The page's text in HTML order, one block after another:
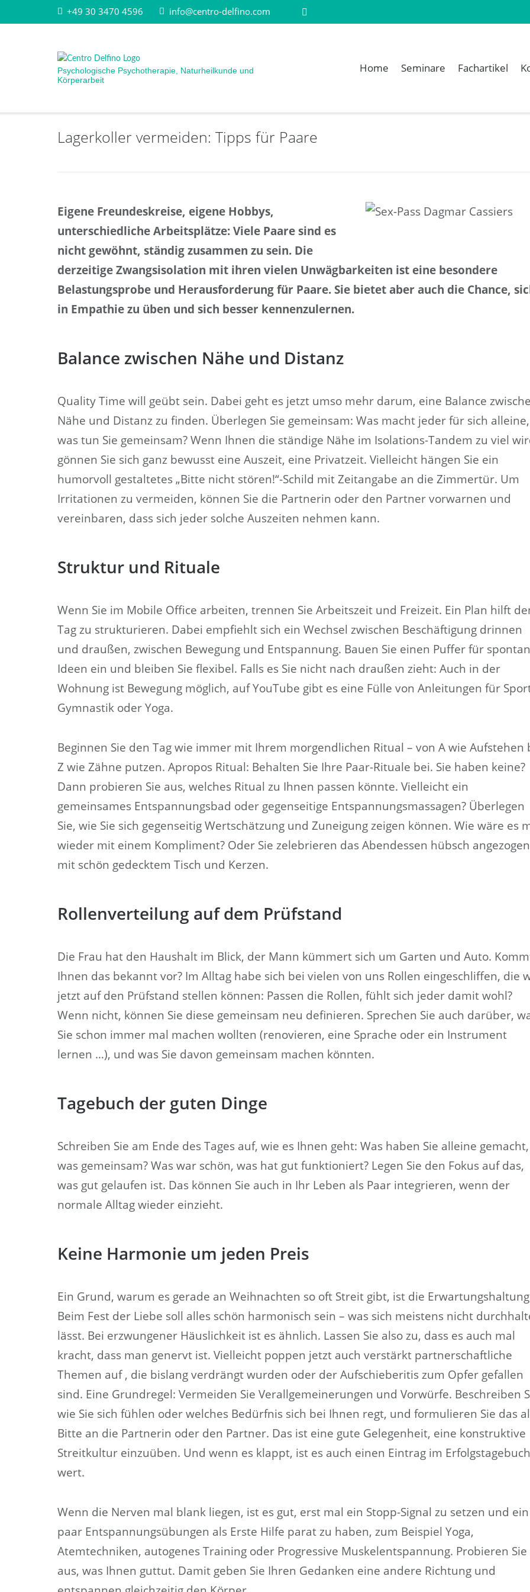
+49 30 3470 4596 info@centro-delfino.com
Psychologische Psychotherapie, Naturheilkunde und
Körperarbeit
Home Seminare Fachartikel
Lagerkoller vermeiden: Tipps für Paare
Eigene Freundeskreise, eigene Hobbys,
unterschiedliche Arbeitsplätze: Viele Paare sind es
nicht gewöhnt, ständig zusammen zu sein. Die
derzeitige Zwangsisolation mit ihren vielen Unwägbarkeiten ist eine besondere
Belastungsprobe und Herausforderung für Paare. Sie bietet aber auch die Chance,
in Empathie zu üben und sich besser kennenzulernen.
Balance zwischen Nähe und Distanz
Quality Time will geübt sein. Dabei geht es jetzt umso mehr darum, eine Balance
Nähe und Distanz zu finden. Überlegen Sie gemeinsam: Was macht jeder für sich alleine,
was tun Sie gemeinsam? Wenn Ihnen die ständige Nähe im Isolations-Tandem zu viel
gönnen Sie sich ganz bewusst eine Auszeit, eine Privatzeit. Vielleicht hängen Sie ein
humorvoll gestaltetes „Bitte nicht stören!“-Schild mit Zeitangabe an die Zimmertür. Um
Irritationen zu vermeiden, können Sie die Partnerin oder den Partner vorwarnen und
vereinbaren, dass sich jeder solche Auszeiten nehmen kann.
Struktur und Rituale
Wenn Sie im Mobile Office arbeiten, trennen Sie Arbeitszeit und Freizeit. Ein Plan hilft
Tag zu strukturieren. Dabei empfiehlt sich ein Wechsel zwischen Beschäftigung drinnen
und draußen, zwischen Bewegung und Entspannung. Bauen Sie einen Puffer für
Ideen ein und bleiben Sie flexibel. Falls es Sie nicht nach draußen zieht: Auch in der
Wohnung ist Bewegung möglich, auf YouTube gibt es eine Fülle von Anleitungen für
Gymnastik oder Yoga.
Beginnen Sie den Tag wie immer mit Ihrem morgendlichen Ritual – von A wie Aufstehen
Z wie Zähne putzen. Apropos Ritual: Behalten Sie Ihre Paar-Rituale bei. Sie haben keine?
Dann probieren Sie aus, welches Ritual zu Ihnen passen könnte. Vielleicht ein
gemeinsames Entspannungsbad oder gegenseitige Entspannungsmassagen? Überlegen
Sie, wie Sie sich gegenseitig Wertschätzung und Zuneigung zeigen können. Wie wäre es
wieder mit einem Kompliment? Oder Sie zelebrieren das Abendessen hübsch
mit schön gedecktem Tisch und Kerzen.
Rollenverteilung auf dem Prüfstand
Die Frau hat den Haushalt im Blick, der Mann kümmert sich um Garten und Auto.
Ihnen das bekannt vor? Im Alltag habe sich bei vielen von uns Rollen eingeschliffen, die
jetzt auf den Prüfstand stellen können: Passen die Rollen, fühlt sich jeder damit wohl?
Wenn nicht, können Sie diese gemeinsam neu definieren. Sprechen Sie auch darüber,
Sie schon immer mal machen wollten (renovieren, eine Sprache oder ein Instrument
lernen …), und was Sie davon gemeinsam machen könnten.
Tagebuch der guten Dinge
Schreiben Sie am Ende des Tages auf, wie es Ihnen geht: Was haben Sie alleine gemacht,
was gemeinsam? Was war schön, was hat gut funktioniert? Legen Sie den Fokus auf das,
was gut gelaufen ist. Das können Sie auch in Ihr Leben als Paar integrieren, wenn der
normale Alltag wieder einzieht.
Keine Harmonie um jeden Preis
Ein Grund, warum es gerade an Weihnachten so oft Streit gibt, ist die
Beim Fest der Liebe soll alles schön harmonisch sein – was sich meistens nicht
lässt. Bei erzwungener Häuslichkeit ist es ähnlich. Lassen Sie also zu, dass es auch mal
kracht, dass man genervt ist. Vielleicht poppen jetzt auch verstärkt partnerschaftliche
Themen auf , die bislang verdrängt wurden oder der Aufschieberitis zum Opfer gefallen
sind. Eine Grundregel: Vermeiden Sie Verallgemeinerungen und Vorwürfe. Beschreiben
wie Sie sich fühlen oder welches Bedürfnis sich bei Ihnen regt, und formulieren Sie das
Bitte an die Partnerin oder den Partner. Das ist eine gute Gelegenheit, eine konstruktive
Streitkultur einzuüben. Und wenn es klappt, ist es auch einen Eintrag im Erfolgstagebuch
wert.
Wenn die Nerven mal blank liegen, ist es gut, erst mal ein Stopp-Signal zu setzen und ein
paar Entspannungsübungen als Erste Hilfe parat zu haben, zum Beispiel Yoga,
Atemtechniken, autogenes Training oder Progressive Muskelentspannung. Probieren Sie
aus, was Ihnen guttut. Damit geben Sie Ihren Gedanken eine andere Richtung und